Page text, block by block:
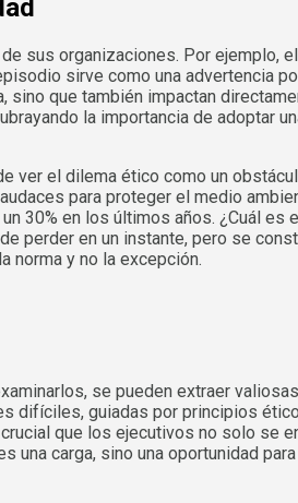
sus organizaciones. Por ejemplo,
sirve como una advertencia
que también impactan
la importancia de adoptar
ver el dilema ético como un
para proteger el medio
30% en los últimos años. ¿Cuál es
perder en un instante, pero se
norma y no la excepción.
se pueden extraer
difíciles, guiadas por principios
que los ejecutivos no solo se
carga, sino una oportunidad